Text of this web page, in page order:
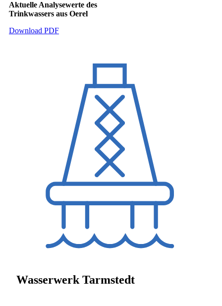
Aktuelle Analysewerte des
Trinkwassers aus Oerel
Download PDF
Wasserwerk Tarmstedt